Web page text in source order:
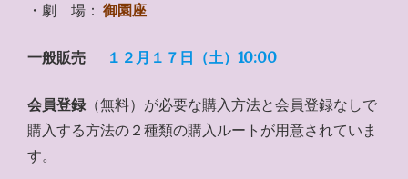
・劇 場： 御園座
一般販売 １２月１７日（土）10:00
会員登録 （無料）が必要な購入方法と会員登録なしで
購入する方法の２種類の購入ルートが用意されていま
す。